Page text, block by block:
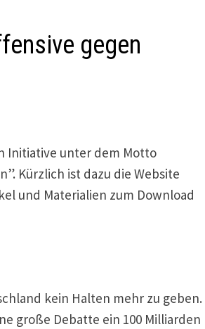
gegen
Initiative unter dem Motto
Kürzlich ist dazu die Website
und Materialien zum Download
kein Halten mehr zu geben.
große Debatte ein 100 Milliarden